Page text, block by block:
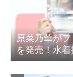
原菜乃華がフ
を発売！水
頑張りました